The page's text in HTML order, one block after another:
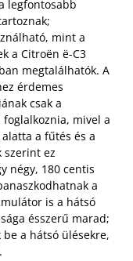
legfontosabb
mint a
a Citroën ë-C3
megtalálhatók. A
érdemes
csak a
foglalkoznia, mivel a
a fűtés és a
szerint ez
négy, 180 centis
a
is a hátsó
ésszerű marad;
a hátsó ülésekre,